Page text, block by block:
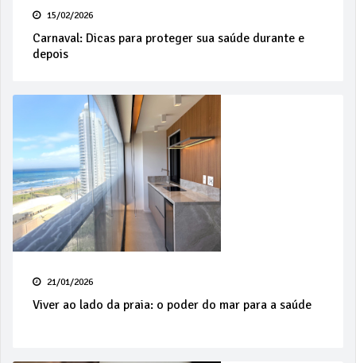
15/02/2026
Carnaval: Dicas para proteger sua saúde durante e
depois
21/01/2026
Viver ao lado da praia: o poder do mar para a saúde